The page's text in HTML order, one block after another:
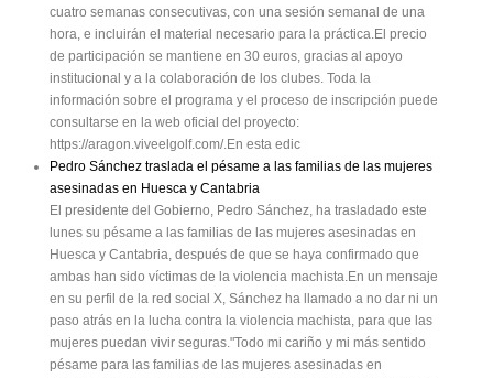
cuatro semanas consecutivas, con una sesión semanal de una
hora, e incluirán el material necesario para la práctica.El precio
de participación se mantiene en 30 euros, gracias al apoyo
institucional y a la colaboración de los clubes. Toda la
información sobre el programa y el proceso de inscripción puede
consultarse en la web oficial del proyecto:
https://aragon.viveelgolf.com/.En esta edic
Pedro Sánchez traslada el pésame a las familias de las mujeres
asesinadas en Huesca y Cantabria
El presidente del Gobierno, Pedro Sánchez, ha trasladado este
lunes su pésame a las familias de las mujeres asesinadas en
Huesca y Cantabria, después de que se haya confirmado que
ambas han sido víctimas de la violencia machista.En un mensaje
en su perfil de la red social X, Sánchez ha llamado a no dar ni un
paso atrás en la lucha contra la violencia machista, para que las
mujeres puedan vivir seguras."Todo mi cariño y mi más sentido
pésame para las familias de las mujeres asesinadas en